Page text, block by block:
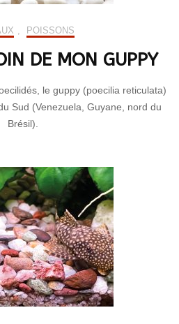
, POISSONS
DE MON GUPPY
le guppy (poecilia reticulata)
Sud (Venezuela, Guyane, nord du
Brésil).